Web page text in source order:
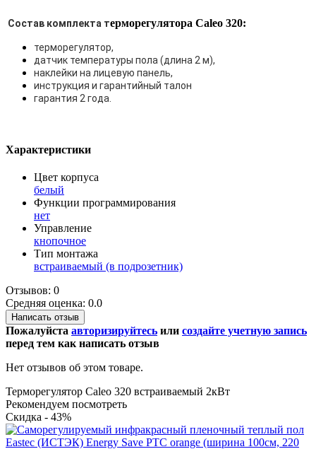
Состав комплекта терморегулятора Caleo 320:
терморегулятор,
датчик температуры пола (длина 2 м),
наклейки на лицевую панель,
инструкция и гарантийный талон
гарантия 2 года.
Характеристики
Цвет корпуса
белый
Функции программирования
нет
Управление
кнопочное
Тип монтажа
встраиваемый (в подрозетник)
Отзывов: 0
Средняя оценка: 0.0
Написать отзыв
Пожалуйста авторизируйтесь или создайте учетную запись
перед тем как написать отзыв
Нет отзывов об этом товаре.
Терморегулятор Caleo 320 встраиваемый 2кВт
Рекомендуем посмотреть
Скидка - 43%